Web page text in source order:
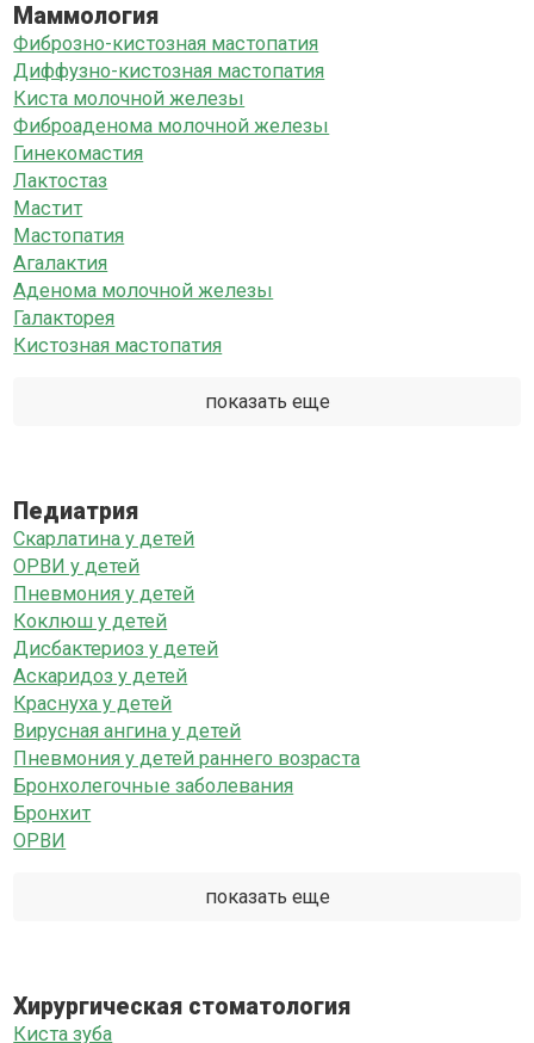
Маммология
Фиброзно-кистозная мастопатия
Диффузно-кистозная мастопатия
Киста молочной железы
Фиброаденома молочной железы
Гинекомастия
Лактостаз
Мастит
Мастопатия
Агалактия
Аденома молочной железы
Галакторея
Кистозная мастопатия
показать еще
Педиатрия
Скарлатина у детей
ОРВИ у детей
Пневмония у детей
Коклюш у детей
Дисбактериоз у детей
Аскаридоз у детей
Краснуха у детей
Вирусная ангина у детей
Пневмония у детей раннего возраста
Бронхолегочные заболевания
Бронхит
ОРВИ
показать еще
Хирургическая стоматология
Киста зуба